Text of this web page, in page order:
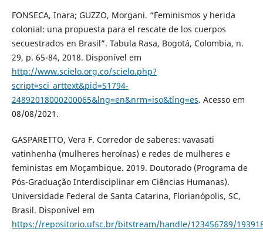
FONSECA, Inara; GUZZO, Morgani. “Feminismos y herida
colonial: una propuesta para el rescate de los cuerpos
secuestrados en Brasil”. Tabula Rasa, Bogotá, Colombia, n.
29, p. 65-84, 2018. Disponível em
http://www.scielo.org.co/scielo.php?
script=sci_arttext&pid=S1794-
24892018000200065&lng=en&nrm=iso&tlng=es. Acesso em
08/08/2021.
GASPARETTO, Vera F. Corredor de saberes: vavasati
vatinhenha (mulheres heroínas) e redes de mulheres e
feministas em Moçambique. 2019. Doutorado (Programa de
Pós-Graduação Interdisciplinar em Ciências Humanas).
Universidade Federal de Santa Catarina, Florianópolis, SC,
Brasil. Disponível em
https://repositorio.ufsc.br/bitstream/handle/123456789/